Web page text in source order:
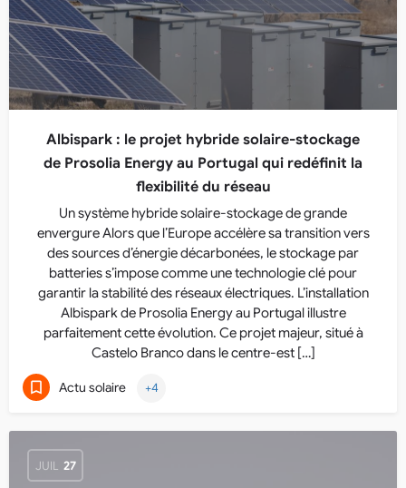
Albispark : le projet hybride solaire-stockage
de Prosolia Energy au Portugal qui redéfinit la
flexibilité du réseau
Un système hybride solaire-stockage de grande
envergure Alors que l’Europe accélère sa transition vers
des sources d’énergie décarbonées, le stockage par
batteries s’impose comme une technologie clé pour
garantir la stabilité des réseaux électriques. L’installation
Albispark de Prosolia Energy au Portugal illustre
parfaitement cette évolution. Ce projet majeur, situé à
Castelo Branco dans le centre-est […]
Actu solaire +4
JUIL 27